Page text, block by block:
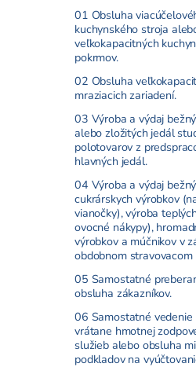
01 Obsluha
kuchynského stroja
veľkokapacitných
pokrmov.
02 Obsluha
mraziacich zariadení.
03 Výroba a výdaj
alebo zložitých jedál
polotovarov z
hlavných jedál.
04 Výroba a výdaj
cukrárskych výrobkov
vianočky), výroba
ovocné nákypy),
výrobkov a múčnikov v
obdobnom stravovacom
05 Samostatné
obsluha zákazníkov.
06 Samostatné
vrátane hmotnej
služieb alebo obsluha
podkladov na